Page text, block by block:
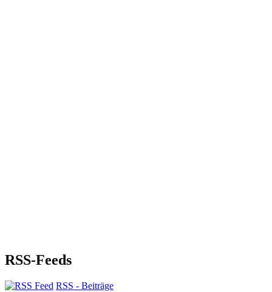
RSS-Feeds
RSS - Beiträge